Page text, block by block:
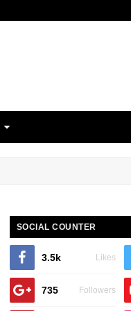
SOCIAL COUNTER
3.5k Likes
735 Followers